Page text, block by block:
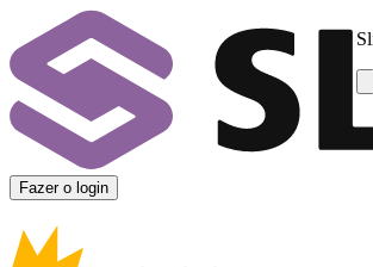
Fazer o login